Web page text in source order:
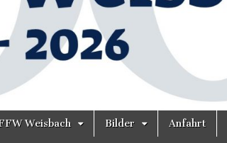
Weisbach Bilder Anfahrt